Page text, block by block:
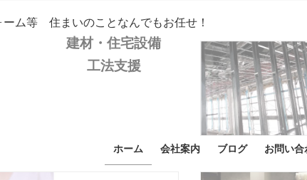
ム等 住まいのことなんでもお任せ！
ホーム 会社案内 ブログ お問い
住
「あんしん」
The residence
建材・住宅設備
工法支援